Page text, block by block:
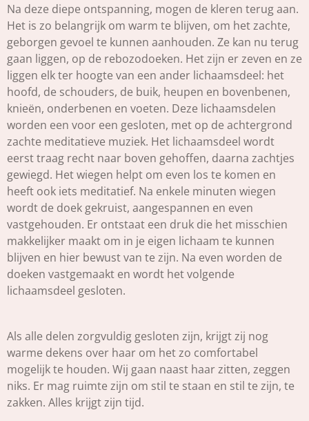
Na deze diepe ontspanning, mogen de kleren terug aan.
Het is zo belangrijk om warm te blijven, om het zachte,
geborgen gevoel te kunnen aanhouden. Ze kan nu terug
gaan liggen, op de rebozodoeken. Het zijn er zeven en ze
liggen elk ter hoogte van een ander lichaamsdeel: het
hoofd, de schouders, de buik, heupen en bovenbenen,
knieën, onderbenen en voeten. Deze lichaamsdelen
worden een voor een gesloten, met op de achtergrond
zachte meditatieve muziek. Het lichaamsdeel wordt
eerst traag recht naar boven gehoffen, daarna zachtjes
gewiegd. Het wiegen helpt om even los te komen en
heeft ook iets meditatief. Na enkele minuten wiegen
wordt de doek gekruist, aangespannen en even
vastgehouden. Er ontstaat een druk die het misschien
makkelijker maakt om in je eigen lichaam te kunnen
blijven en hier bewust van te zijn. Na even worden de
doeken vastgemaakt en wordt het volgende
lichaamsdeel gesloten.
Als alle delen zorgvuldig gesloten zijn, krijgt zij nog
warme dekens over haar om het zo comfortabel
mogelijk te houden. Wij gaan naast haar zitten, zeggen
niks. Er mag ruimte zijn om stil te staan en stil te zijn, te
zakken. Alles krijgt zijn tijd.